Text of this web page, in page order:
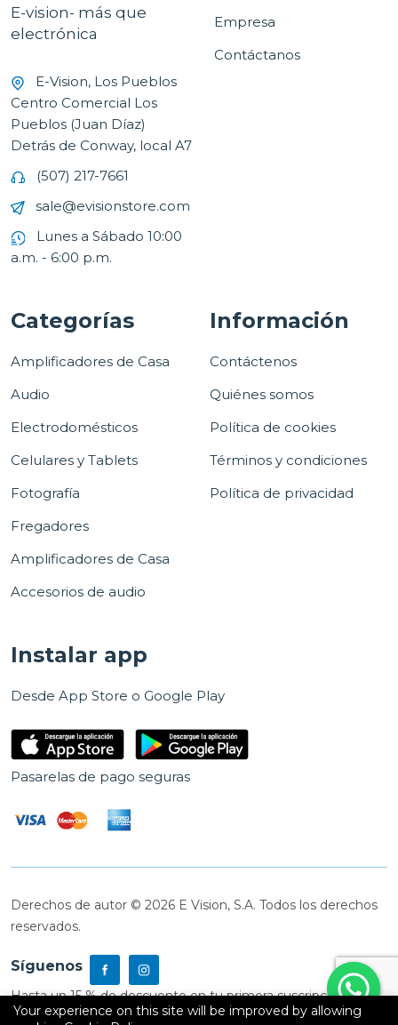
E-vision- más que
electrónica
E-Vision, Los Pueblos
Centro Comercial Los
Pueblos (Juan Díaz)
Detrás de Conway, local A7
(507) 217-7661
sale@evisionstore.com
Lunes a Sábado 10:00
a.m. - 6:00 p.m.
Empresa
Contáctanos
Categorías
Amplificadores de Casa
Audio
Electrodomésticos
Celulares y Tablets
Fotografía
Fregadores
Amplificadores de Casa
Accesorios de audio
Información
Contáctenos
Quiénes somos
Política de cookies
Términos y condiciones
Política de privacidad
Instalar app
Desde App Store o Google Play
Pasarelas de pago seguras
Derechos de autor © 2026 E Vision, S.A. Todos los derechos
reservados.
Síguenos
Hasta un 15 % de descuento en tu primera suscripción
Your experience on this site will be improved by allowing